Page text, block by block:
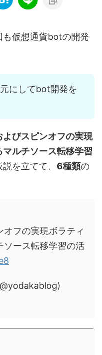
も仮想通貨botの開発
にしてbot開発を
よびスピンオフの実現
ルチソース転移学習
を立てて、 6種類の
フの実現ボラティ
ソース転移学習の活